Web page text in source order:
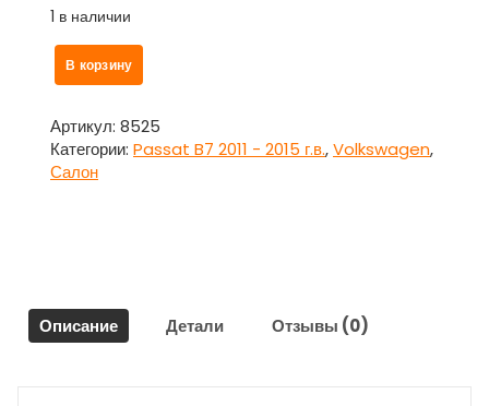
1 в наличии
Количество
товара
пассажира
для
Фольксваген
B7
В корзину
Артикул: 8525
Категории: Passat B7 2011 - 2015 г.в.,Volkswagen,
Салон
Описание Детали Отзывы (0)